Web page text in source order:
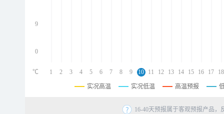
9
0
1 2 3 4 5 6 7 8 9 10 11 12 13 14 15 16 17 18
℃
实况高温 实况低温 高温预报
16-40天预报属于客观预报产品